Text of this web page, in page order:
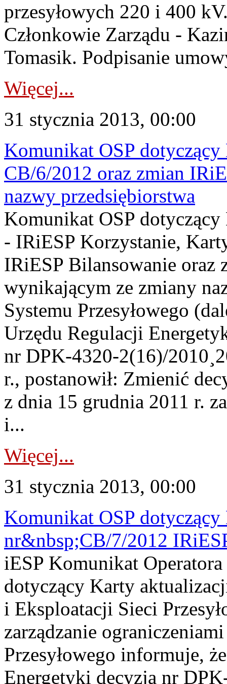
przesyłowych 220 i 400
Członkowie Zarządu -
Tomasik. Podpisanie
Więcej...
31 stycznia 2013, 00:00
Komunikat OSP
CB/6/2012 oraz zmian
nazwy przedsiębiorstwa
Komunikat OSP
- IRiESP Korzystanie,
IRiESP Bilansowanie oraz
wynikającym ze zmiany
Systemu Przesyłowego
Urzędu Regulacji
nr DPK-4320-2(16)/
r., postanowił: Zmienić
z dnia 15 grudnia 2011 r.
i...
Więcej...
31 stycznia 2013, 00:00
Komunikat OSP
nr&nbsp;CB/7/2012
iESP Komunikat Operatora
dotyczący Karty
i Eksploatacji Sieci
zarządzanie
Przesyłowego informuje,
Energetyki decyzją nr